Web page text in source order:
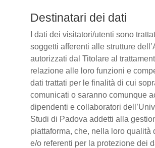
Destinatari dei dati
I dati dei visitatori/utenti sono
soggetti afferenti alle strutture
autorizzati dal Titolare al
relazione alle loro funzioni e
dati trattati per le finalità di cui
comunicati o saranno comunque
dipendenti e collaboratori
Studi di Padova addetti alla
piattaforma, che, nella loro qualità
e/o referenti per la protezione dei